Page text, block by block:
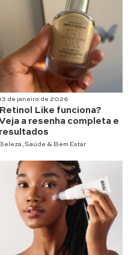
de janeiro de 2026
Retinol Like funciona?
a resenha completa e
Beleza Saúde & Bem Estar